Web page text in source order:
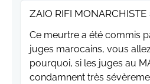
ZAIO RIFI MONARCHISTE
Ce meurtre a été commis
juges marocains, vous
pourquoi, si les juges au
condamnent très